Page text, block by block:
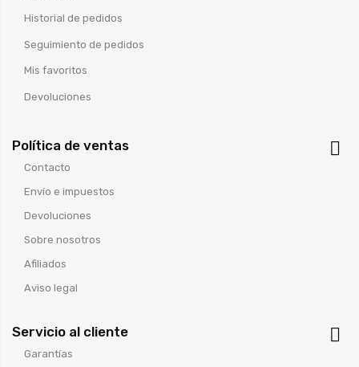
Historial de pedidos
Seguimiento de pedidos
Mis favoritos
Devoluciones
Política de ventas 
Contacto
Envío e impuestos
Devoluciones
Sobre nosotros
Afiliados
Aviso legal
Servicio al cliente 
Garantías